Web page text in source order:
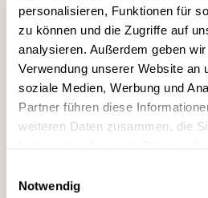
personalisieren, Funktionen für
zu können und die Zugriffe auf
analysieren. Außerdem geben
Verwendung unserer Website an
soziale Medien, Werbung und
Partner führen diese
weiteren Daten zusammen, die
Notwendig
CHF 14.-